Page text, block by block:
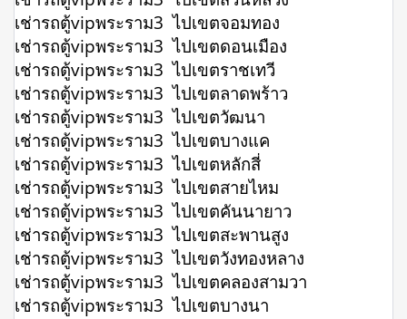
เช่ารถตู้vipพระราม3 ไปเขตจอมทอง
เช่ารถตู้vipพระราม3 ไปเขตดอนเมือง
เช่ารถตู้vipพระราม3 ไปเขตราชเทวี
เช่ารถตู้vipพระราม3 ไปเขตลาดพร้าว
เช่ารถตู้vipพระราม3 ไปเขตวัฒนา
เช่ารถตู้vipพระราม3 ไปเขตบางแค
เช่ารถตู้vipพระราม3 ไปเขตหลักสี่
เช่ารถตู้vipพระราม3 ไปเขตสายไหม
เช่ารถตู้vipพระราม3 ไปเขตคันนายาว
เช่ารถตู้vipพระราม3 ไปเขตสะพานสูง
เช่ารถตู้vipพระราม3 ไปเขตวังทองหลาง
เช่ารถตู้vipพระราม3 ไปเขตคลองสามวา
เช่ารถตู้vipพระราม3 ไปเขตบางนา